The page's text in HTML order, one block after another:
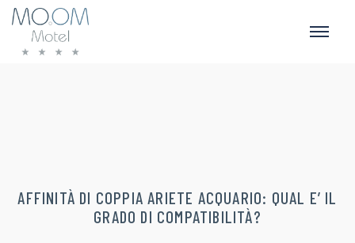
AFFINITÀ DI COPPIA ARIETE ACQUARIO: QUAL E’ IL
GRADO DI COMPATIBILITÀ?